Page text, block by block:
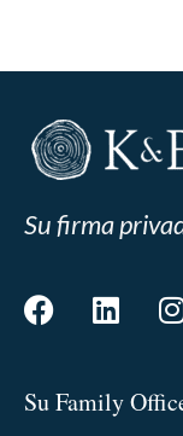
Su firma
Su Family